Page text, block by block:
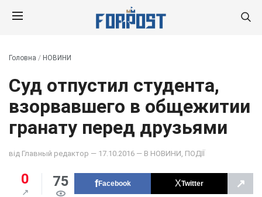
Головна / НОВИНИ
Суд отпустил студента,
взорвавшего в общежитии
гранату перед друзьями
від Главный редактор — 17.10.2016 — В НОВИНИ ПОДІЇ
0 75 Facebook Twitter ↗